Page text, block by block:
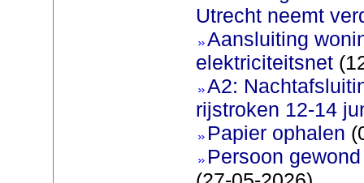
Utrecht neemt
Aansluiting
elektriciteitsnet
A2:
rijstroken 12-14
Papier ophalen
Persoon